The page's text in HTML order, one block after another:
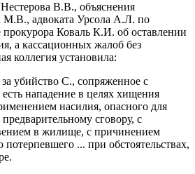
В.В., объяснения
М.В., адвоката Урсола А.Л. по
Коваль К.И. об оставлении
а кассационных жалоб без
коллегия установила:
убийство С., сопряженное с
есть нападение в целях хищения
насилия, опасного для
сговору, с
в жилище, с причинением
потерпевшего ... при обстоятельствах,